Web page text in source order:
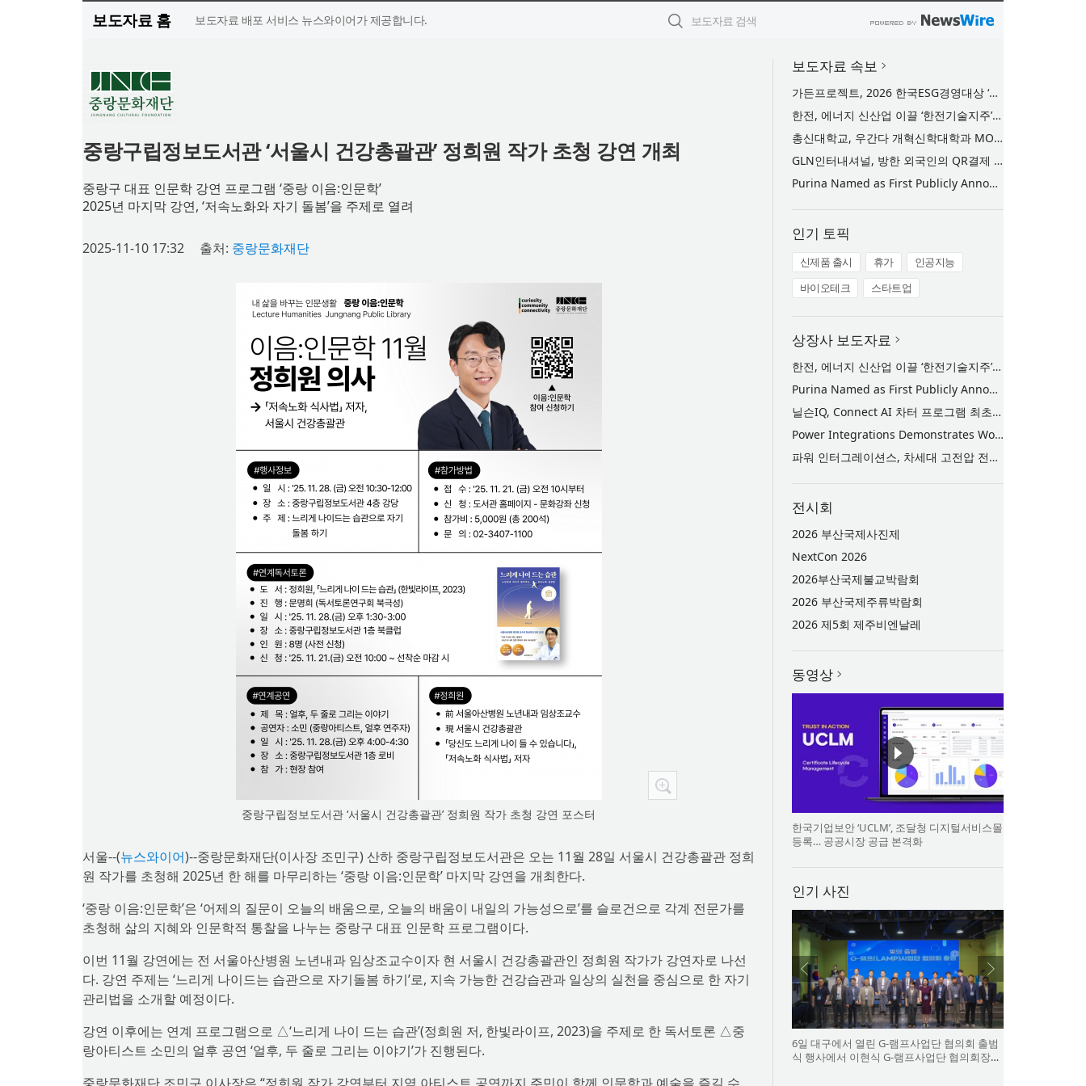
보도자료 홈 보도자료 배포 서비스 뉴스와이어가 제공합니다.
중랑구립정보도서관 ‘서울시 건강총괄관’ 정희원 작가 초청 강연 개최
중랑구 대표 인문학 강연 프로그램 ‘중랑 이음:인문학’
2025년 마지막 강연, ‘저속노화와 자기 돌봄’을 주제로 열려
2025-11-10 17:32 출처: 중랑문화재단
중랑구립정보도서관 ‘서울시 건강총괄관’ 정희원 작가 초청 강연 포스터
서울--(뉴스와이어)--중랑문화재단(이사장 조민구) 산하 중랑구립정보도서관은 오는 11월 28일 서울시 건강총괄관 정희
원 작가를 초청해 2025년 한 해를 마무리하는 ‘중랑 이음:인문학’ 마지막 강연을 개최한다.
‘중랑 이음:인문학’은 ‘어제의 질문이 오늘의 배움으로, 오늘의 배움이 내일의 가능성으로’를 슬로건으로 각계 전문가를
초청해 삶의 지혜와 인문학적 통찰을 나누는 중랑구 대표 인문학 프로그램이다.
이번 11월 강연에는 전 서울아산병원 노년내과 임상조교수이자 현 서울시 건강총괄관인 정희원 작가가 강연자로 나선
다. 강연 주제는 ‘느리게 나이드는 습관으로 자기돌봄 하기’로, 지속 가능한 건강습관과 일상의 실천을 중심으로 한 자기
관리법을 소개할 예정이다.
강연 이후에는 연계 프로그램으로 △‘느리게 나이 드는 습관’(정희원 저, 한빛라이프, 2023)을 주제로 한 독서토론 △중
랑아티스트 소민의 얼후 공연 ‘얼후, 두 줄로 그리는 이야기’가 진행된다.
보도자료 속보
가든프로젝트, 2026 한국ESG경영대상 ‘우수상’ 수상… 15년간 축적한 환경 기술과 사회적 가치 인정받아
한전, 에너지 신산업 이끌 ‘한전기술지주’ 공식 출범
총신대학교, 우간다 개혁신학대학과 MOU 체결… 현지 한국어교육센터 협력 추진
GLN인터내셔널, 방한 외국인의 QR결제 서비스 확장 나선다
Purina Named as First Publicly Announced NIQ ConnectAI Charter Client
인기 토픽
신제품 출시 휴가
인공지능
바이오테크
스타트업
상장사 보도자료
한전, 에너지 신산업 이끌 ‘한전기술지주’ 공식 출범
Purina Named as First Publicly Announced NIQ ConnectAI Charter Client
닐슨IQ, Connect AI 차터 프로그램 최초 고객사 ‘퓨리나’ 선정
Power Integrations Demonstrates World’s First 2200 V GaN Technology for Next-Era High-Voltage Power Systems
파워 인터그레이션스, 차세대 고전압 전력 시스템을 위한 세계 최초의 2200V GaN 기술 시연
전시회
2026 부산국제사진제
NextCon 2026
2026부산국제불교박람회
2026 부산국제주류박람회
2026 제5회 제주비엔날레
동영상
한국기업보안 ‘UCLM’, 조달청 디지털서비스몰
등록… 공공시장 공급 본격화
인기 사진
6일 대구에서 열린 G-램프사업단 협의회 출범
식 행사에서 이현식 G-램프사업단 협의회장